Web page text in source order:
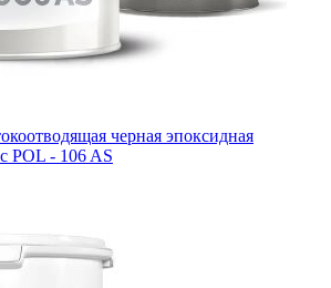
черная эпоксидная
POL - 106 AS